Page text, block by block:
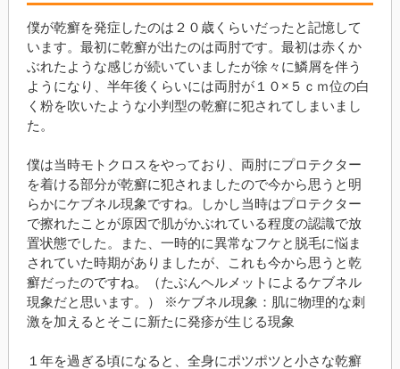
僕が乾癬を発症したのは２０歳くらいだったと記憶して
います。最初に乾癬が出たのは両肘です。最初は赤くか
ぶれたような感じが続いていましたが徐々に鱗屑を伴う
ようになり、半年後くらいには両肘が１０×５ｃｍ位の白
く粉を吹いたような小判型の乾癬に犯されてしまいまし
た。
僕は当時モトクロスをやっており、両肘にプロテクター
を着ける部分が乾癬に犯されましたので今から思うと明
らかにケブネル現象ですね。しかし当時はプロテクター
で擦れたことが原因で肌がかぶれている程度の認識で放
置状態でした。また、一時的に異常なフケと脱毛に悩ま
されていた時期がありましたが、これも今から思うと乾
癬だったのですね。（たぶんヘルメットによるケブネル
現象だと思います。） ※ケブネル現象：肌に物理的な刺
激を加えるとそこに新たに発疹が生じる現象
１年を過ぎる頃になると、全身にポツポツと小さな乾癬